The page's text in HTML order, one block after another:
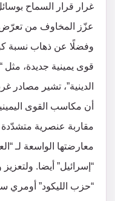
غرار قرار السماح
عزّز المخاوف من تعرّض
وفضلًا عن ذهاب نسبة
قوى يمينية جديدة، مثل
الدينية”، تشير مصادر
أن مكاسب القوى
مقاربة عنصرية
معارضتها الواسعة لـ
“إسرائيل” أيضا.
“حزب الليكود” أومري